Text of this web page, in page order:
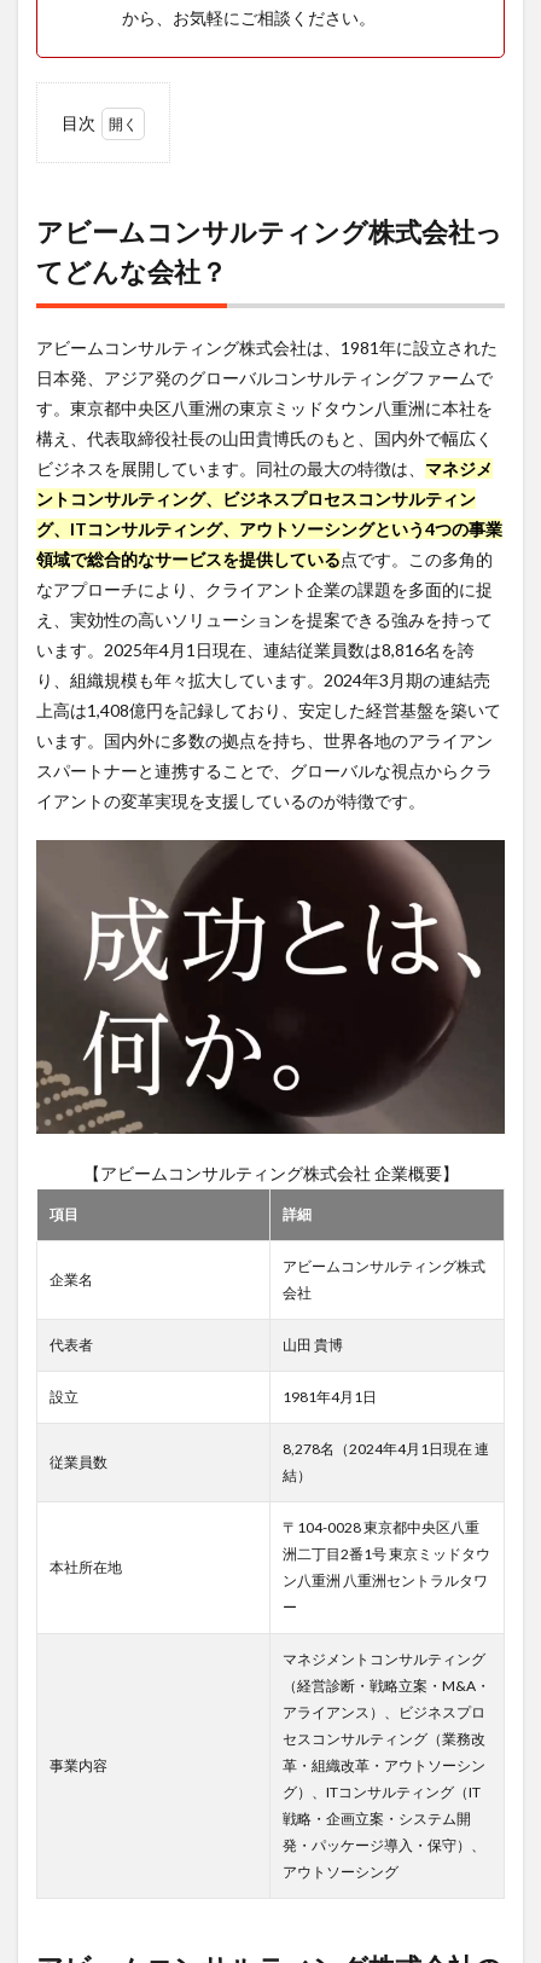
から、お気軽にご相談ください。
目次
コン
サル
ティ
ング
株式
って
どん
社？
2
アビ
ーム
コン
サル
ティ
ング
株式
会社
の年
収事
2.1
ーム
コン
均年
2.2
の推
移と
実績
3
アビ
サル
ティ
会社
途採
用の
中途
の募
中途
コン
の転
アビームコンサルティング株式会社っ
てどんな会社？
アビームコンサルティング株式会社は、1981年に設立された
日本発、アジア発のグローバルコンサルティングファームで
す。東京都中央区八重洲の東京ミッドタウン八重洲に本社を
構え、代表取締役社長の山田貴博氏のもと、国内外で幅広く
ビジネスを展開しています。同社の最大の特徴は、 マネジメ
ントコンサルティング、ビジネスプロセスコンサルティン
グ、ITコンサルティング、アウトソーシングという4つの事業
領域で総合的なサービスを提供している点です。この多角的
なアプローチにより、クライアント企業の課題を多面的に捉
え、実効性の高いソリューションを提案できる強みを持って
います。2025年4月1日現在、連結従業員数は8,816名を誇
り、組織規模も年々拡大しています。2024年3月期の連結売
上高は1,408億円を記録しており、安定した経営基盤を築いて
います。国内外に多数の拠点を持ち、世界各地のアライアン
スパートナーと連携することで、グローバルな視点からクラ
イアントの変革実現を支援しているのが特徴です。
【アビームコンサルティング株式会社 企業概要】
項目 詳細
企業名
アビームコンサルティング株式
会社
代表者 山田 貴博
設立 1981年4月1日
従業員数
8,278名（2024年4月1日現在 連
結）
本社所在地
〒104-0028 東京都中央区八重
洲二丁目2番1号 東京ミッドタウ
ン八重洲 八重洲セントラルタワ
ー
事業内容
マネジメントコンサルティング
（経営診断・戦略立案・M&A・
アライアンス）、ビジネスプロ
セスコンサルティング（業務改
革・組織改革・アウトソーシン
グ）、ITコンサルティング（IT
戦略・企画立案・システム開
発・パッケージ導入・保守）、
アウトソーシング